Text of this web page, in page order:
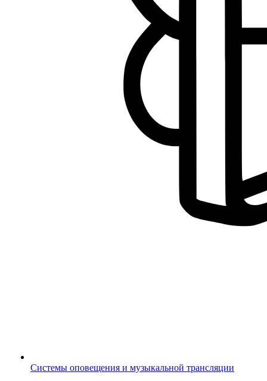
Системы оповещения и музыкальной трансляции